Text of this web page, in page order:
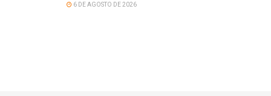
6 DE AGOSTO DE 2026